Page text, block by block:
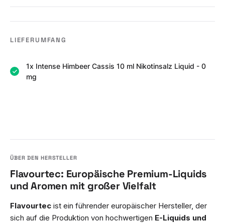
LIEFERUMFANG
1x Intense Himbeer Cassis 10 ml Nikotinsalz Liquid - 0
mg
Flavourtec: Europäische Premium-Liquids
und Aromen mit großer Vielfalt
Flavourtec ist ein führender europäischer Hersteller, der
sich auf die Produktion von hochwertigen E-Liquids und